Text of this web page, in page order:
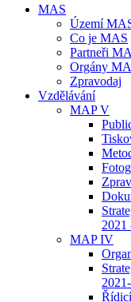
MAS
Území
Co je MAS
Partneři
Orgány
Zpravodaj
Vzdělávání
MAP V
2021
MAP IV